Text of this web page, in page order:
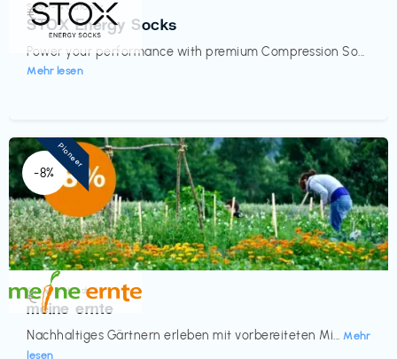
Sport- & Outdoor
STOX Energy Socks
Power your performance with premium Compression So...
Mehr lesen
€‎
-8%
Küche & Haushalt
meine ernte
Nachhaltiges Gärtnern erleben mit vorbereiteten Mi... Mehr
lesen
€‎
Pioneer